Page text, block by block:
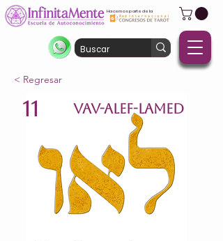
Hacemos parte de la
< Regresar
11 VAV-ALEF-LAMED